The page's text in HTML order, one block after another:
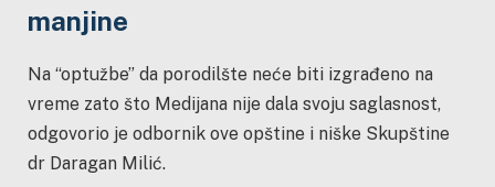
manjine
Na “optužbe” da porodilšte neće biti izgrađeno na
vreme zato što Medijana nije dala svoju saglasnost,
odgovorio je odbornik ove opštine i niške Skupštine
dr Daragan Milić.